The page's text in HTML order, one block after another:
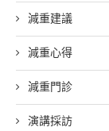
減重建議
減重心得
減重門診
演講採訪